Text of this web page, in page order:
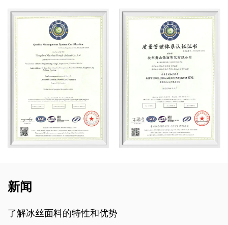
新闻
势